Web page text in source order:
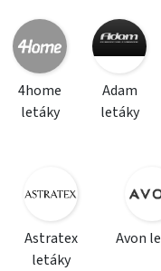
4home
letáky
Adam
letáky
Astratex
letáky
Avon